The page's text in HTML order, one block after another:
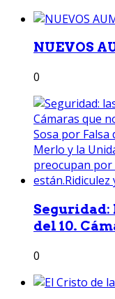
NUEVOS
0
Seguridad:
del 10.
0